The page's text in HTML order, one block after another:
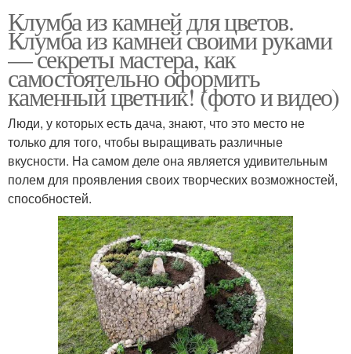
Клумба из камней для цветов.
Клумба из камней своими руками
— секреты мастера, как
самостоятельно оформить
каменный цветник! (фото и видео)
Люди, у которых есть дача, знают, что это место не
только для того, чтобы выращивать различные
вкусности. На самом деле она является удивительным
полем для проявления своих творческих возможностей,
способностей.